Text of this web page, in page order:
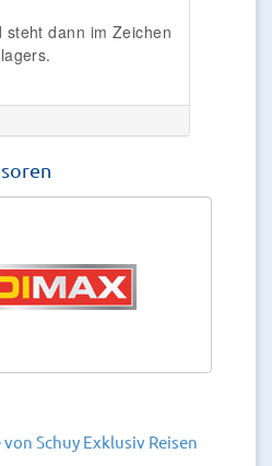
steht dann im Zeichen
Schuy Exklusiv Reisen